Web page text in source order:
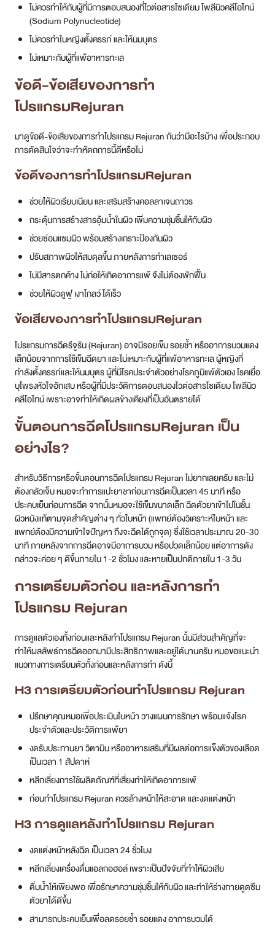
ไม่ควรทำให้กับผู้ที่มีการตอบสนองที่ไวต่อสารโซเดียม โพลีนิวคลีโอไทน์
(Sodium Polynucleotide)
ไม่ควรทำในหญิงตั้งครรภ์ และให้นมบุตร
ไม่เหมาะกับผู้ที่แพ้อาหารทะเล
ข้อดี-ข้อเสียของการทำ
โปรแกรมRejuran
มาดูข้อดี-ข้อเสียของการทำโปรแกรม Rejuran กันว่ามีอะไรบ้าง เพื่อประกอบ
การตัดสินใจว่าจะทำหัตถการนี้ดีหรือไม่
ข้อดีของการทำโปรแกรมRejuran
ช่วยให้ผิวเรียบเนียน และเสริมสร้างคอลลาเจนถาวร
กระตุ้นการสร้างสารอุ้มน้ำในผิว เพิ่มความชุ่มชื้นให้กับผิว
ช่วยซ่อมแซมผิว พร้อมสร้างเกราะป้องกันผิว
ปรับสภาพผิวให้สมดุลขึ้น ภายหลังการทำเลเซอร์
ไม่มีสารตกค้าง ไม่ก่อให้เกิดอาการแพ้ จึงไม่ต้องพักฟื้น
ช่วยให้ผิวดูฟู เงาโกลว์ ได้เร็ว
ข้อเสียของการทำโปรแกรมRejuran
โปรแกรมการฉีดรีจูรัน (Rejuran) อาจมีรอยเข็ม รอยช้ำ หรืออาการบวมแดง
เล็กน้อยจากการใช้เข็มฉีดยา และไม่เหมาะกับผู้ที่แพ้อาหารทะเล ผู้หญิงที่
กำลังตั้งครรภ์และให้นมบุตร ผู้ที่มีโรคประจำตัวอย่างโรคภูมิแพ้ตัวเอง โรคเยื่อ
บุโพรงหัวใจอักเสบ หรือผู้ที่มีประวัติการตอบสนองไวต่อสารโซเดียม โพลีนิว
คลีโอไทน์ เพราะอาจทำให้เกิดผลข้างเคียงที่เป็นอันตรายได้
ขั้นตอนการฉีดโปรแกรมRejuran เป็น
อย่างไร?
สำหรับวิธีการหรือขั้นตอนการฉีดโปรแกรม Rejuran ไม่ยากเลยครับ และไม่
ต้องกลัวเจ็บ หมอจะทำการแปะยาชาก่อนการฉีดเป็นเวลา 45 นาที หรือ
ประคบเย็นก่อนการฉีด จากนั้นหมอจะใช้เข็มขนาดเล็ก ฉีดตัวยาเข้าไปในชั้น
ผิวหนังแท้ตามจุดสำคัญต่าง ๆ ทั่วใบหน้า (แพทย์ต้องวิเคราะห์ใบหน้า และ
แพทย์ต้องมีความเข้าใจปัญหา ถึงจะฉีดได้ถูกจุด) ซึ่งใช้เวลาประมาณ 20-30
นาที ภายหลังจากการฉีดอาจมีอาการบวม หรือปวดเล็กน้อย แต่อาการดัง
กล่าวจะค่อย ๆ ดีขึ้นภายใน 1-2 ชั่วโมง และหายเป็นปกติภายใน 1-3 วัน
การเตรียมตัวก่อน และหลังการทำ
โปรแกรม Rejuran
การดูแลตัวเองทั้งก่อนและหลังทำโปรแกรม Rejuran นั้นมีส่วนสำคัญที่จะ
ทำให้ผลลัพธ์การฉีดออกมามีประสิทธิภาพและอยู่ได้นานครับ หมอขอแนะนำ
แนวทางการเตรียมตัวทั้งก่อนและหลังการทำ ดังนี้
H3 การเตรียมตัวก่อนทำโปรแกรมRejuran
ปรึกษาคุณหมอเพื่อประเมินใบหน้า วางแผนการรักษา พร้อมแจ้งโรค
ประจำตัวและประวัติการแพ้ยา
งดรับประทานยา วิตามิน หรืออาหารเสริมที่มีผลต่อการแข็งตัวของเลือด
เป็นเวลา 1 สัปดาห์
หลีกเลี่ยงการใช้ผลิตภัณฑ์ที่เสี่ยงทำให้เกิดอาการแพ้
ก่อนทำโปรแกรม Rejuran ควรล้างหน้าให้สะอาด และงดแต่งหน้า
H3 การดูแลหลังทำโปรแกรมRejuran
งดแต่งหน้าหลังฉีด เป็นเวลา 24 ชั่วโมง
หลีกเลี่ยงเครื่องดื่มแอลกอฮอล์ เพราะเป็นปัจจัยที่ทำให้ผิวเสีย
ดื่มน้ำให้เพียงพอ เพื่อรักษาความชุ่มชื้นให้กับผิว และทำให้ร่างกายดูดซึม
ตัวยาได้ดีขึ้น
สามารถประคบเย็นเพื่อลดรอยช้ำ รอยแดง อาการบวมได้